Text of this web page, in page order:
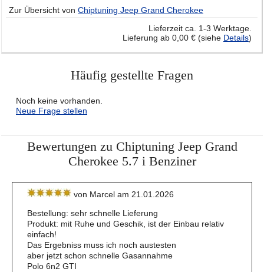
Zur Übersicht von Chiptuning Jeep Grand Cherokee
Lieferzeit ca. 1-3 Werktage.
Lieferung ab 0,00 € (siehe Details)
Häufig gestellte Fragen
Noch keine vorhanden.
Neue Frage stellen
Bewertungen zu Chiptuning Jeep Grand
Cherokee 5.7 i Benziner
von Marcel am 21.01.2026
Bestellung: sehr schnelle Lieferung
Produkt: mit Ruhe und Geschik, ist der Einbau relativ
einfach!
Das Ergebniss muss ich noch austesten
aber jetzt schon schnelle Gasannahme
Polo 6n2 GTI